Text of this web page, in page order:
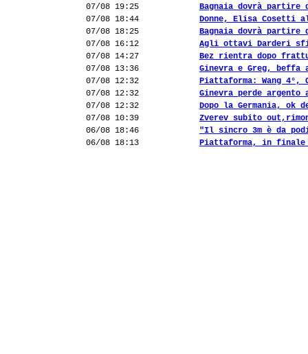
07/08 19:25
Bagnaia dovrà partire
07/08 18:44
Donne, Elisa Cosetti
07/08 18:25
Bagnaia dovrà partire
07/08 16:12
Agli ottavi Darderi
07/08 14:27
Bez rientra dopo
07/08 13:36
Ginevra e Greg,
07/08 12:32
Piattaforma: Wang 4°,
07/08 12:32
Ginevra perde
07/08 12:32
Dopo la Germania, ok
07/08 10:39
Zverev subito
06/08 18:46
"Il sincro 3m è da
06/08 18:13
Piattaforma, in finale